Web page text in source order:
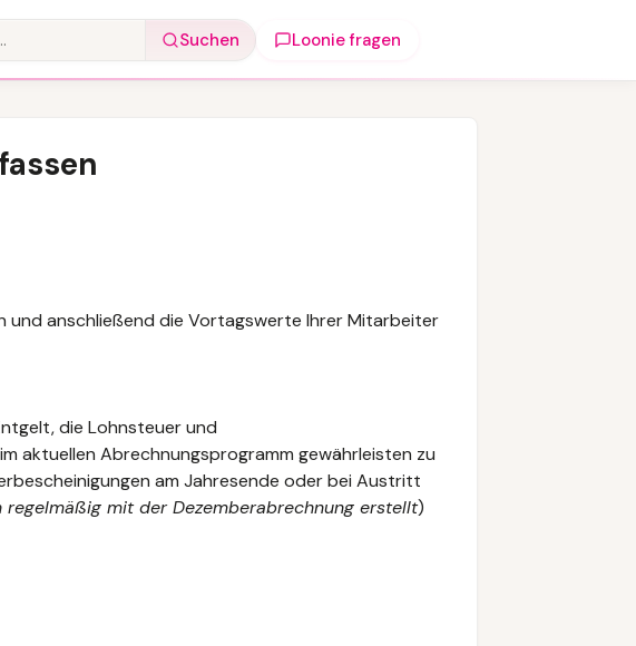
Suchen Loonie fragen
und anschließend die Vortagswerte Ihrer Mitarbeiter
die Lohnsteuer und
aktuellen Abrechnungsprogramm gewährleisten zu
am Jahresende oder bei Austritt
regelmäßig mit der Dezemberabrechnung erstellt)